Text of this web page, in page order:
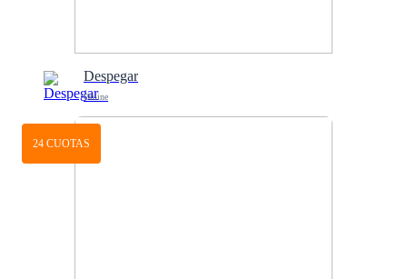
Despegar
Online
24 CUOTAS